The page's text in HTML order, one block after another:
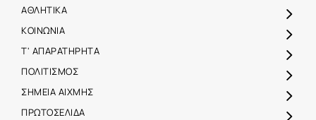
ΑΘΛΗΤΙΚΑ
ΚΟΙΝΩΝΙΑ
Τ' ΑΠΑΡΑΤΗΡΗΤΑ
ΠΟΛΙΤΙΣΜΟΣ
ΣΗΜΕΙΑ ΑΙΧΜΗΣ
ΠΡΩΤΟΣΕΛΙΔΑ